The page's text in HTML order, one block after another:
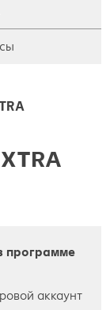
программе
аккаунт